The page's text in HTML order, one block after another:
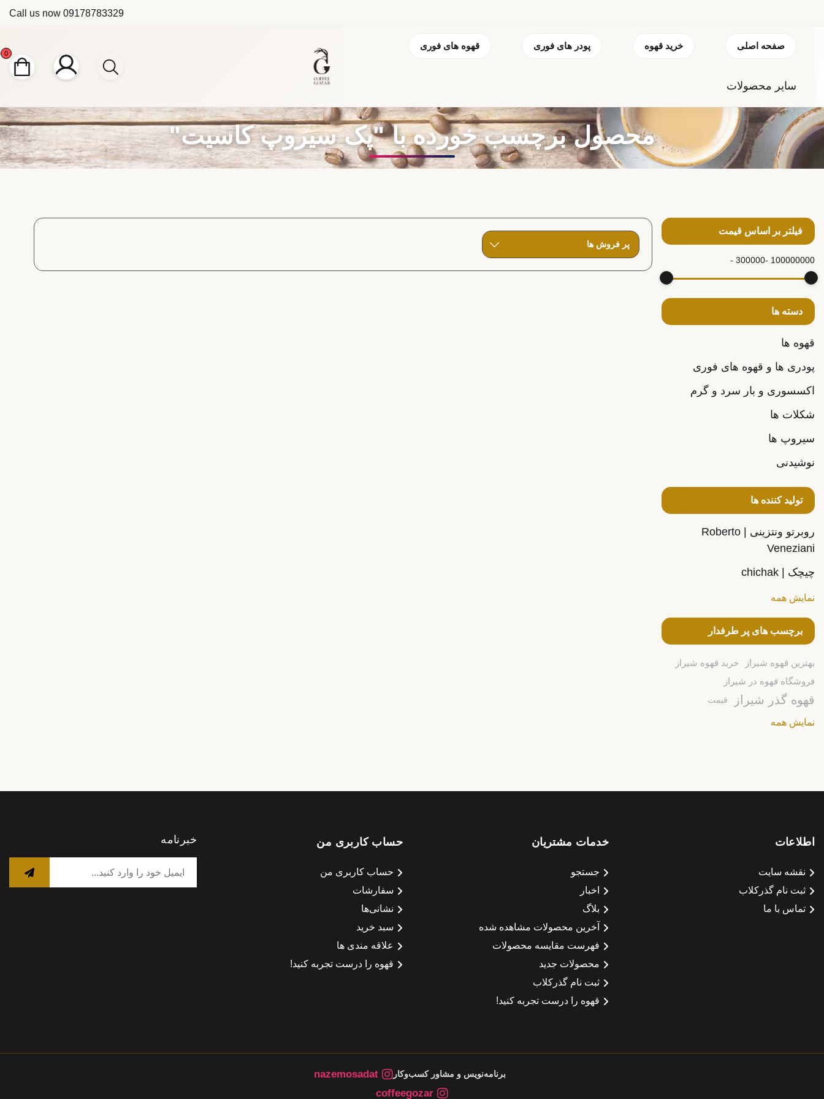
Call us now 09178783329
صفحه اصلی خرید قهوه پودر های فوری قهوه های فوری
سایر محصولات
0
محصول برچسب خورده با "پک سیروپ کاسیت"
فیلتر بر اساس قیمت
300000 - 100000000 -
دسته ها
قهوه ها
پودری ها و قهوه های فوری
اکسسوری و بار سرد و گرم
شکلات ها
سیروپ ها
نوشیدنی
تولید کننده ها
روبرتو ونتزینی | Roberto
Veneziani
چیچک | chichak
نمایش همه
برچسب های پر طرفدار
بهترین قهوه شیراز
خرید قهوه شیراز
فروشگاه قهوه در شیراز
قهوه گذر شیراز قیمت
نمایش همه
اطلاعات
نقشه سایت
ثبت نام گذرکلاب
تماس با ما
خدمات مشتریان
جستجو
اخبار
بلاگ
آخرین محصولات مشاهده شده
فهرست مقایسه محصولات
محصولات جدید
ثبت نام گذرکلاب
قهوه را درست تجربه کنید!
حساب کاربری من
حساب کاربری من
سفارشات
نشانی‌ها
سبد خرید
علاقه مندی ها
قهوه را درست تجربه کنید!
خبرنامه
برنامه‌نویس و مشاور کسب‌وکار
nazemosadat
coffeegozar